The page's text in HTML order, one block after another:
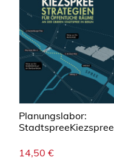
Planungslabor:
StadtspreeKiezspree
14,50 €